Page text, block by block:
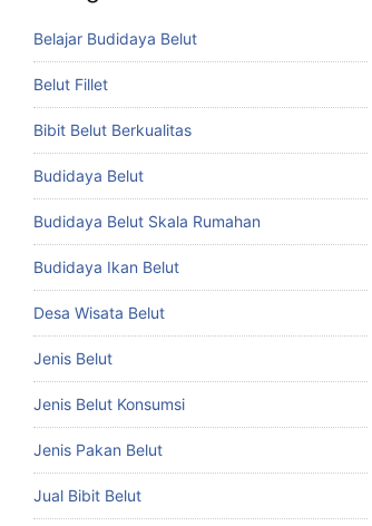
Belajar Budidaya Belut
Belut Fillet
Bibit Belut Berkualitas
Budidaya Belut
Budidaya Belut Skala Rumahan
Budidaya Ikan Belut
Desa Wisata Belut
Jenis Belut
Jenis Belut Konsumsi
Jenis Pakan Belut
Jual Bibit Belut